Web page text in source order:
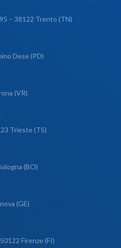
– 38122 Trento (TN)
Dese (PD)
(VR)
Trieste (TS)
(BO)
(GE)
Firenze (FI)